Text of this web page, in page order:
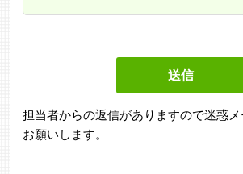
送信
担当者からの返信がありますので迷惑
お願いします。